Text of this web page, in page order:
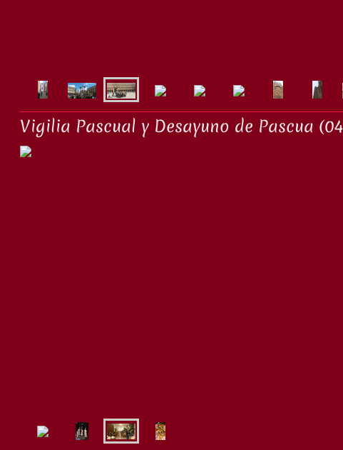
Vigilia Pascual y Desayuno de Pascua